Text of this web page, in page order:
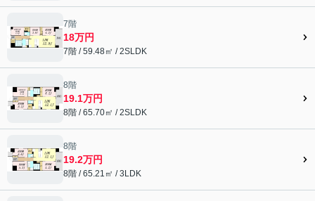
7階
18万円
7階 / 59.48㎡ / 2SLDK
8階
19.1万円
8階 / 65.70㎡ / 2SLDK
8階
19.2万円
8階 / 65.21㎡ / 3LDK